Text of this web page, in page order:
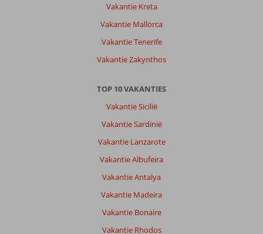
Vakantie Kreta
Vakantie Mallorca
Vakantie Tenerife
Vakantie Zakynthos
TOP 10 VAKANTIES
Vakantie Sicilië
Vakantie Sardinië
Vakantie Lanzarote
Vakantie Albufeira
Vakantie Antalya
Vakantie Madeira
Vakantie Bonaire
Vakantie Rhodos